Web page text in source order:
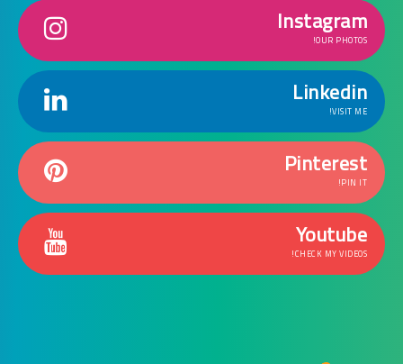
Instagram
OUR PHOTOS!
Linkedin
VISIT ME!
Pinterest
PIN IT!
Youtube
CHECK MY VIDEOS!